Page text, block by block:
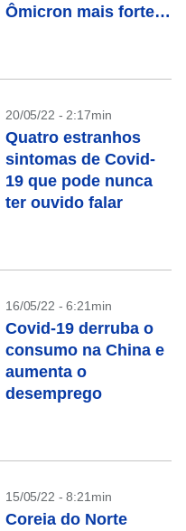
Ômicron mais forte
20/05/22 - 2:17min
Quatro estranhos
sintomas de Covid-
19 que pode nunca
ter ouvido falar
16/05/22 - 6:21min
Covid-19 derruba o
consumo na China e
aumenta o
desemprego
15/05/22 - 8:21min
Coreia do Norte